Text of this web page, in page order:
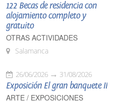
122 Becas de residencia con
alojamiento completo y
gratuito
OTRAS ACTIVIDADES
Salamanca
26/06/2026 31/08/2026
Exposición El gran banquete II
ARTE / EXPOSICIONES